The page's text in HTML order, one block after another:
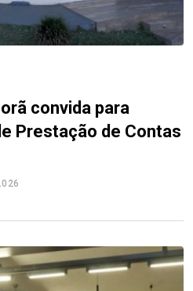
convida para
Prestação de Contas